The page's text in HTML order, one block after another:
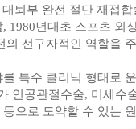
퇴부 완전 절단 재접
1980년대초 스포츠 외
의 선구자적인 역할을
특수 클리닉 형태로
인공관절수술, 미세수
으로 도약할 수 있는